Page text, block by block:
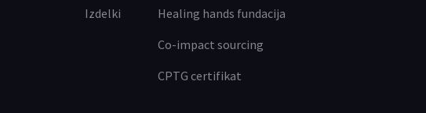
Izdelki
Healing hands fundacija
Co-impact sourcing
CPTG certifikat